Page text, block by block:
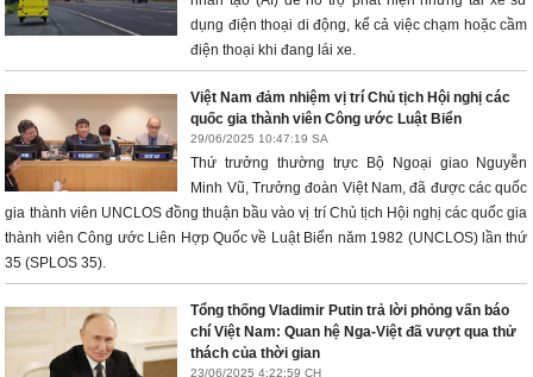
dụng điện thoại di động, kể cả việc chạm hoặc cầm
điện thoại khi đang lái xe.
Việt Nam đảm nhiệm vị trí Chủ tịch Hội nghị các
quốc gia thành viên Công ước Luật Biển
29/06/2025 10:47:19 SA
Thứ trưởng thường trực Bộ Ngoại giao Nguyễn
Minh Vũ, Trưởng đoàn Việt Nam, đã được các quốc
gia thành viên UNCLOS đồng thuận bầu vào vị trí Chủ tịch Hội nghị các quốc gia
thành viên Công ước Liên Hợp Quốc về Luật Biển năm 1982 (UNCLOS) lần thứ
35 (SPLOS 35).
Tổng thống Vladimir Putin trả lời phỏng vấn báo
chí Việt Nam: Quan hệ Nga-Việt đã vượt qua thử
thách của thời gian
23/06/2025 4:22:59 CH